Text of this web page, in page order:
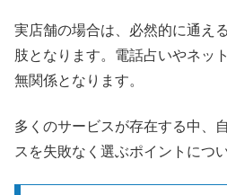
実店舗の場合は、必然的に通え
肢となります。電話占いやネッ
無関係となります。
多くのサービスが存在する中、
スを失敗なく選ぶポイントにつ